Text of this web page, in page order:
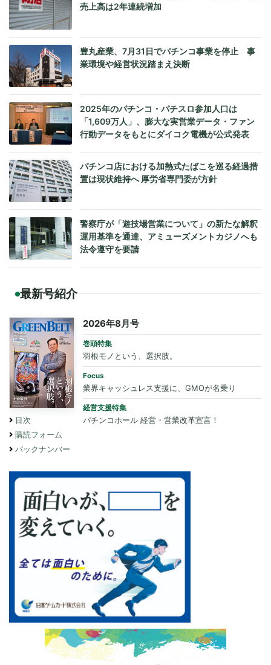
売上高は2年連続増加
豊丸産業、7月31日でパチンコ事業を停止 事
業環境や経営状況踏まえ決断
2025年のパチンコ・パチスロ参加人口は
「1,609万人」、膨大な実営業データ・ファン
行動データをもとにダイコク電機が公式発表
パチンコ店における加熱式たばこを巡る経過措
置は現状維持へ 厚労省専門委が方針
警察庁が「遊技場営業について」の新たな解釈
運用基準を通達、アミューズメントカジノへも
法令遵守を要請
最新号紹介
目次
購読フォーム
バックナンバー
2026年8月号
巻頭特集
羽根モノという、選択肢。
Focus
業界キャッシュレス支援に、GMOが名乗り
経営支援特集
パチンコホール 経営・営業改革宣言！